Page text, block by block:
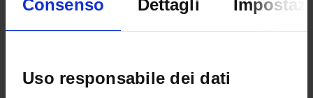
Consenso Dettagli
Uso responsabile dei dati
Non è stato trovato alcun seminario relativo